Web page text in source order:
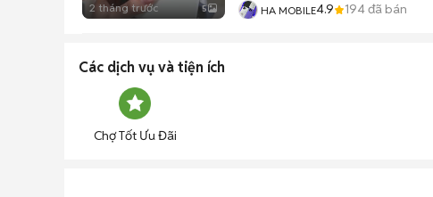
2 tháng trước 5 HA MOBILE4.9 194đã bán
Các dịch vụ và tiện ích
Chợ Tốt Ưu Đãi